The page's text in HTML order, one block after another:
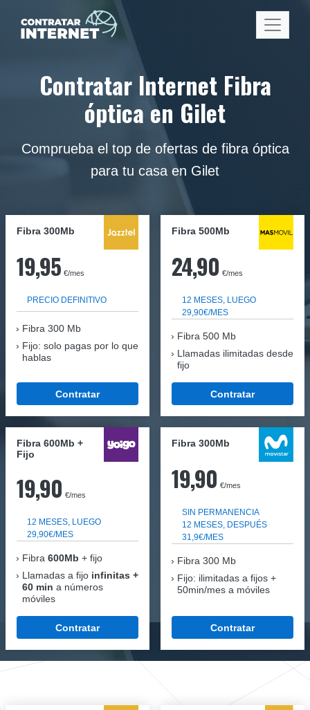
Contratar Internet Fibra
óptica en Gilet
Comprueba el top de ofertas de fibra óptica
para tu casa en Gilet
Fibra 300Mb
19,95 €/mes
PRECIO DEFINITIVO
Fibra 300 Mb
Fijo: solo pagas por lo que
hablas
Contratar
Fibra 500Mb
24,90 €/mes
12 MESES, LUEGO
29,90€/MES
Fibra 500 Mb
Llamadas ilimitadas desde
fijo
Contratar
Fibra 600Mb +
Fijo
19,90 €/mes
12 MESES, LUEGO
29,90€/MES
Fibra 600Mb + fijo
Llamadas a fijo infinitas +
60 min a números
móviles
Contratar
Fibra 300Mb
19,90 €/mes
SIN PERMANENCIA
12 MESES, DESPUÉS
31,9€/MES
Fibra 300 Mb
Fijo: ilimitadas a fijos +
50min/mes a móviles
Contratar